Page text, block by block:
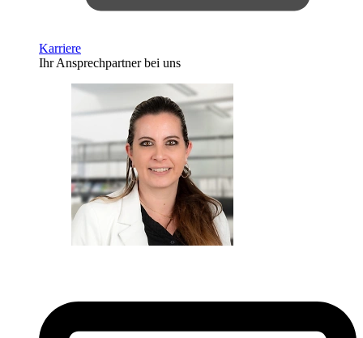
Karriere
Ihr Ansprechpartner bei uns